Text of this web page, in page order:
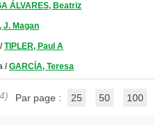
ÁLVARES, Beatriz
J. Magan
/ TIPLER, Paul A
/ GARCÍA, Teresa
Par page : 25 50 100